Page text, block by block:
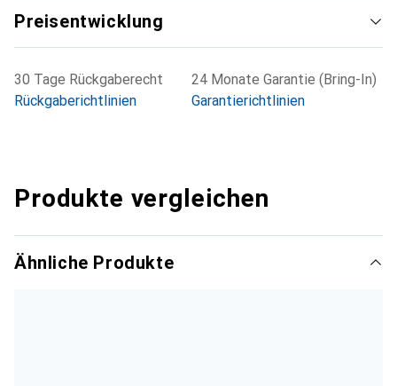
Preisentwicklung
30 Tage Rückgaberecht
Rückgaberichtlinien
24 Monate Garantie (Bring-In)
Garantierichtlinien
Produkte vergleichen
Ähnliche Produkte